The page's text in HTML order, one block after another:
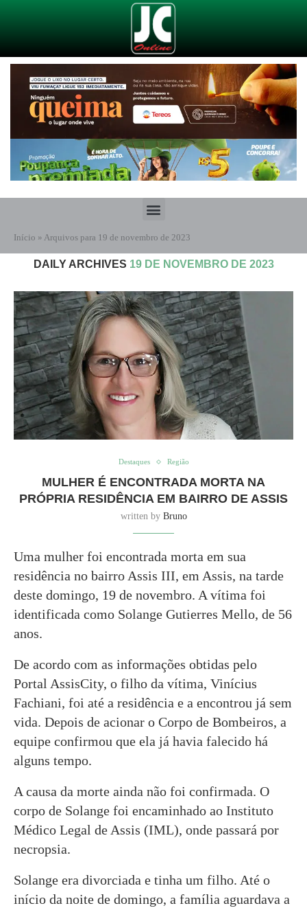
Início » Arquivos para 19 de novembro de 2023
DAILY ARCHIVES 19 DE NOVEMBRO DE 2023
Destaques Região
MULHER É ENCONTRADA MORTA NA
PRÓPRIA RESIDÊNCIA EM BAIRRO DE ASSIS
written by Bruno
Uma mulher foi encontrada morta em sua
residência no bairro Assis III, em Assis, na tarde
deste domingo, 19 de novembro. A vítima foi
identificada como Solange Gutierres Mello, de 56
anos.
De acordo com as informações obtidas pelo
Portal AssisCity, o filho da vítima, Vinícius
Fachiani, foi até a residência e a encontrou já sem
vida. Depois de acionar o Corpo de Bombeiros, a
equipe confirmou que ela já havia falecido há
alguns tempo.
A causa da morte ainda não foi confirmada. O
corpo de Solange foi encaminhado ao Instituto
Médico Legal de Assis (IML), onde passará por
necropsia.
Solange era divorciada e tinha um filho. Até o
início da noite de domingo, a família aguardava a